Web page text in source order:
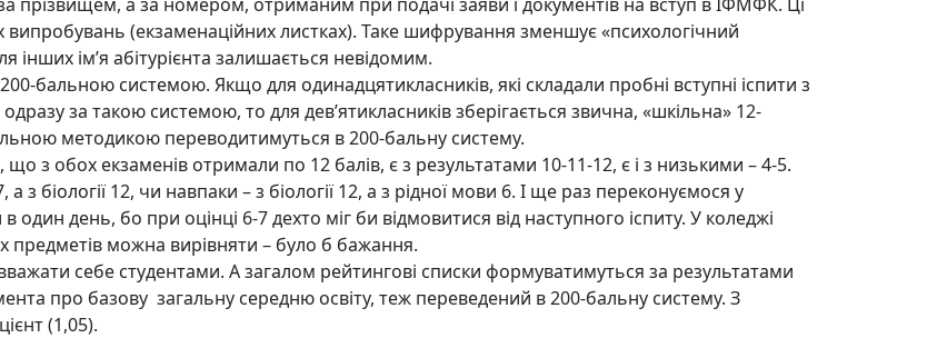
випробувань (екзаменаційних листках). Таке шифрування зменшує «психологічний
ім’я абітурієнта залишається невідомим.
бальною системою. Якщо для одинадцятикласників, які складали пробні вступні іспити з
одразу за такою системою, то для дев’ятикласників зберігається звична, «шкільна» 12-
методикою переводитимуться в 200-бальну систему.
з обох екзаменів отримали по 12 балів, є з результатами 10-11-12, є і з низькими – 4-5.
з біології 12, чи навпаки – з біології 12, а з рідної мови 6. І ще раз переконуємося у
день, бо при оцінці 6-7 дехто міг би відмовитися від наступного іспиту. У коледжі
предметів можна вирівняти – було б бажання.
себе студентами. А загалом рейтингові списки формуватимуться за результатами
про базову загальну середню освіту, теж переведений в 200-бальну систему. З
(1,05).